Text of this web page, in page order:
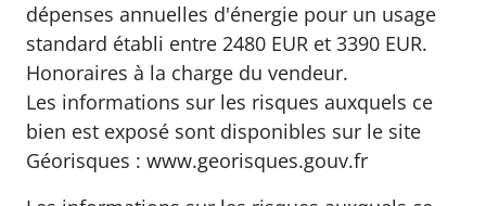
dépenses annuelles d'énergie pour un usage
standard établi entre 2480 EUR et 3390 EUR.
Honoraires à la charge du vendeur.
Les informations sur les risques auxquels ce
bien est exposé sont disponibles sur le site
Géorisques : www.georisques.gouv.fr